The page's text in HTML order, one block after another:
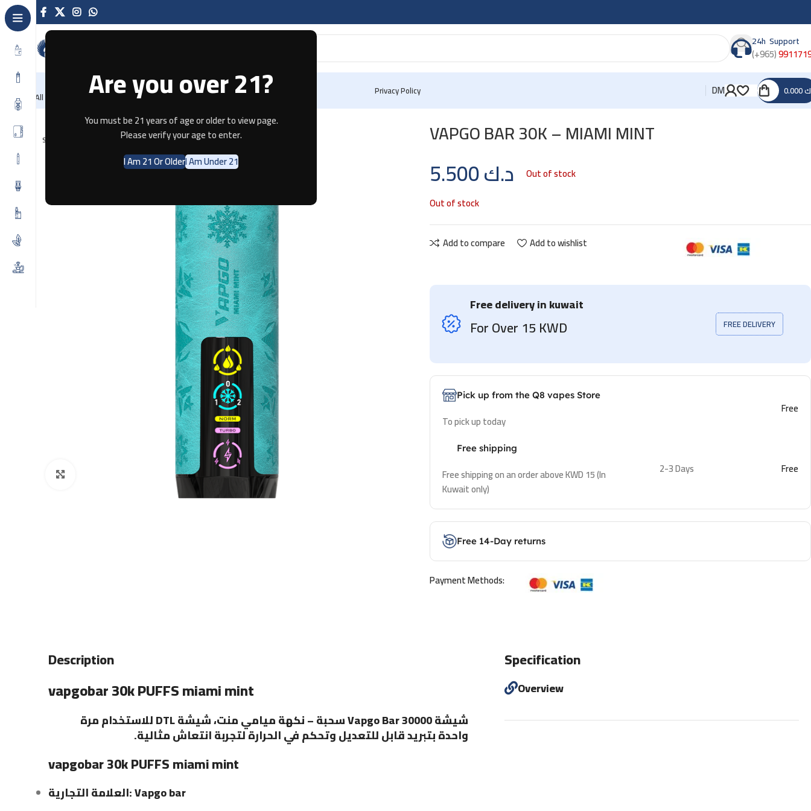
Are you over 21?
You must be 21 years of age or older to view page.
Please verify your age to enter.
I Am 21 Or OlderI Am Under 21
24h Support
(+965)
All Categories HomeRecently Arrived Offers Blog Privacy Policy DM
Home VAPGO BAR 30K – MIAMI MINT
SOLD OUT VAPGO BAR 30K – MIAMI MINT
د.ك
Out of stock
Out of stock
Add to compare Add to wishlist
Free delivery in kuwait
For Over 15 KWD FREE DELIVERY
Pick up from the Q8 vapes Store
To pick up today
Free
Free shipping
Free shipping on an order above KWD 15 (In
Kuwait only)
2-3 Days Free
Free 14-Day returns
Payment Methods:
Description
vapgobar 30k PUFFS miami mint
شيشة Vapgo Bar 30000 سحبة – نكهة ميامي منت، شيشة DTL للاستخدام مرة
واحدة بتبريد قابل للتعديل وتحكم في الحرارة لتجربة انتعاش مثالية.
vapgobar 30k PUFFS miami mint
العلامة التجارية: Vapgo bar
Specification
Overview